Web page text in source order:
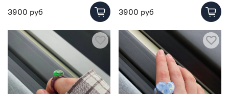
3900 руб
3900 руб